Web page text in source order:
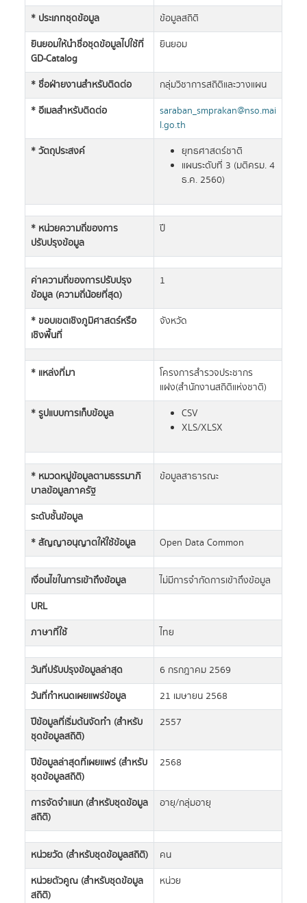
* ประเภทชุดข้อมูล
ข้อมูลสถิติ
ยินยอมให้นำชื่อชุดข้อมูลไปใช้ที่
GD-Catalog
ยินยอม
* ชื่อฝ่ายงานสำหรับติดต่อ
กลุ่มวิชาการสถิติและวางแผน
* อีเมลสำหรับติดต่อ
saraban_smprakan@nso.mai
l.go.th
* วัตถุประสงค์
ยุทธศาสตร์ชาติ
แผนระดับที่ 3 (มติครม. 4
ธ.ค. 2560)
* หน่วยความถี่ของการ
ปรับปรุงข้อมูล
ปี
ค่าความถี่ของการปรับปรุง
ข้อมูล (ความถี่น้อยที่สุด)
1
* ขอบเขตเชิงภูมิศาสตร์หรือ
เชิงพื้นที่
จังหวัด
* แหล่งที่มา
โครงการสำรวจประชากร
แฝง(สำนักงานสถิติแห่งชาติ)
* รูปแบบการเก็บข้อมูล
CSV
XLS/XLSX
* หมวดหมู่ข้อมูลตามธรรมาภิ
บาลข้อมูลภาครัฐ
ข้อมูลสาธารณะ
ระดับชั้นข้อมูล
* สัญญาอนุญาตให้ใช้ข้อมูล
Open Data Common
เงื่อนไขในการเข้าถึงข้อมูล
ไม่มีการจำกัดการเข้าถึงข้อมูล
URL
ภาษาที่ใช้
ไทย
วันที่ปรับปรุงข้อมูลล่าสุด
6 กรกฎาคม 2569
วันที่กำหนดเผยแพร่ข้อมูล
21 เมษายน 2568
ปีข้อมูลที่เริ่มต้นจัดทำ (สำหรับ
ชุดข้อมูลสถิติ)
2557
ปีข้อมูลล่าสุดที่เผยแพร่ (สำหรับ
ชุดข้อมูลสถิติ)
2568
การจัดจำแนก (สำหรับชุดข้อมูล
สถิติ)
อายุ/กลุ่มอายุ
หน่วยวัด (สำหรับชุดข้อมูลสถิติ)
คน
หน่วยตัวคูณ (สำหรับชุดข้อมูล
สถิติ)
หน่วย